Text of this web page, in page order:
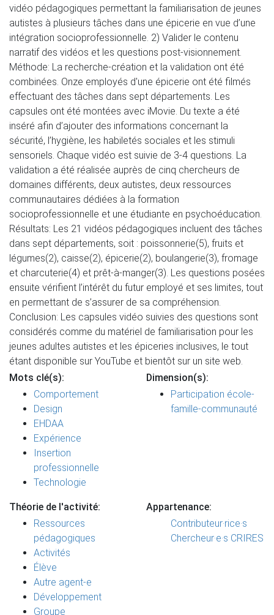
vidéo pédagogiques permettant la familiarisation de jeunes
autistes à plusieurs tâches dans une épicerie en vue d’une
intégration socioprofessionnelle. 2) Valider le contenu
narratif des vidéos et les questions post-visionnement.
Méthode: La recherche-création et la validation ont été
combinées. Onze employés d'une épicerie ont été filmés
effectuant des tâches dans sept départements. Les
capsules ont été montées avec iMovie. Du texte a été
inséré afin d’ajouter des informations concernant la
sécurité, l’hygiène, les habiletés sociales et les stimuli
sensoriels. Chaque vidéo est suivie de 3-4 questions. La
validation a été réalisée auprès de cinq chercheurs de
domaines différents, deux autistes, deux ressources
communautaires dédiées à la formation
socioprofessionnelle et une étudiante en psychoéducation.
Résultats: Les 21 vidéos pédagogiques incluent des tâches
dans sept départements, soit : poissonnerie(5), fruits et
légumes(2), caisse(2), épicerie(2), boulangerie(3), fromage
et charcuterie(4) et prêt-à-manger(3). Les questions posées
ensuite vérifient l’intérêt du futur employé et ses limites, tout
en permettant de s’assurer de sa compréhension.
Conclusion: Les capsules vidéo suivies des questions sont
considérés comme du matériel de familiarisation pour les
jeunes adultes autistes et les épiceries inclusives, le tout
étant disponible sur YouTube et bientôt sur un site web.
Mots clé(s):
Comportement
Design
EHDAA
Expérience
Insertion
professionnelle
Technologie
Dimension(s):
Participation école-
famille-communauté
Théorie de l'activité:
Ressources
pédagogiques
Activités
Élève
Autre agent-e
Développement
Groupe
Appartenance:
Contributeur·rice·s
Chercheur·e·s CRIRES